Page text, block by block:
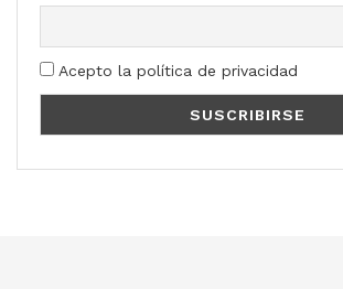
Acepto la política de privacidad